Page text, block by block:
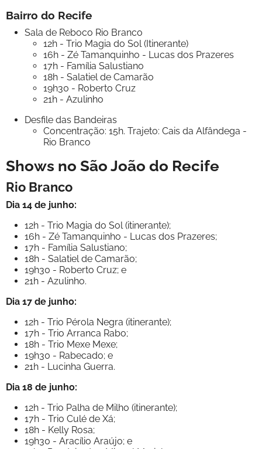
Bairro do Recife
Sala de Reboco Rio Branco
12h - Trio Magia do Sol (Itinerante)
16h - Zé Tamanquinho - Lucas dos Prazeres
17h - Família Salustiano
18h - Salatiel de Camarão
19h30 - Roberto Cruz
21h - Azulinho
Desfile das Bandeiras
Concentração: 15h. Trajeto: Cais da Alfândega -
Rio Branco
Shows no São João do Recife
Rio Branco
Dia 14 de junho:
12h - Trio Magia do Sol (itinerante);
16h - Zé Tamanquinho - Lucas dos Prazeres;
17h - Família Salustiano;
18h - Salatiel de Camarão;
19h30 - Roberto Cruz; e
21h - Azulinho.
Dia 17 de junho:
12h - Trio Pérola Negra (itinerante);
17h - Trio Arranca Rabo;
18h - Trio Mexe Mexe;
19h30 - Rabecado; e
21h - Lucinha Guerra.
Dia 18 de junho:
12h - Trio Palha de Milho (itinerante);
17h - Trio Culé de Xá;
18h - Kelly Rosa;
19h30 - Aracílio Araújo; e